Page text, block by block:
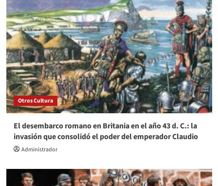
Otros Cultura
El desembarco romano en Britania en el año 43 d. C.: la
invasión que consolidó el poder del emperador Claudio
Administrador